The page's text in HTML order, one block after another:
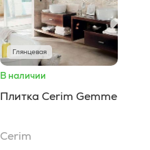
Глянцевая
В наличии
Плитка Cerim Gemme
Cerim